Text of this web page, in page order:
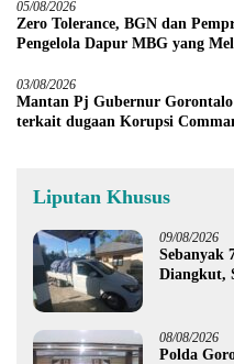
05/08/2026
Zero Tolerance, BGN dan
Pengelola Dapur MBG yang
03/08/2026
Mantan Pj Gubernur
terkait dugaan Korupsi
Liputan Khusus
09/08/2026
Sebanyak
Diangkut,
08/08/2026
Polda